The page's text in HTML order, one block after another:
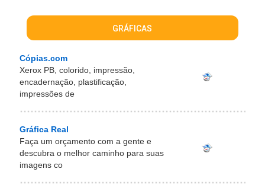
GRÁFICAS
Cópias.com
Xerox PB, colorido, impressão,
encadernação, plastificação,
impressões de
Gráfica Real
Faça um orçamento com a gente e
descubra o melhor caminho para suas
imagens co